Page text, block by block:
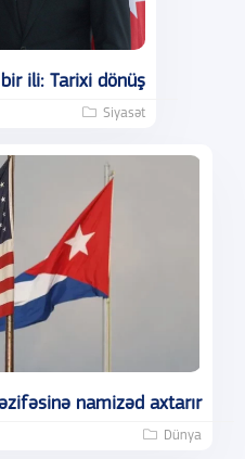
ili: Tarixi dönüş
Siyasət
namizəd axtarır
Dünya